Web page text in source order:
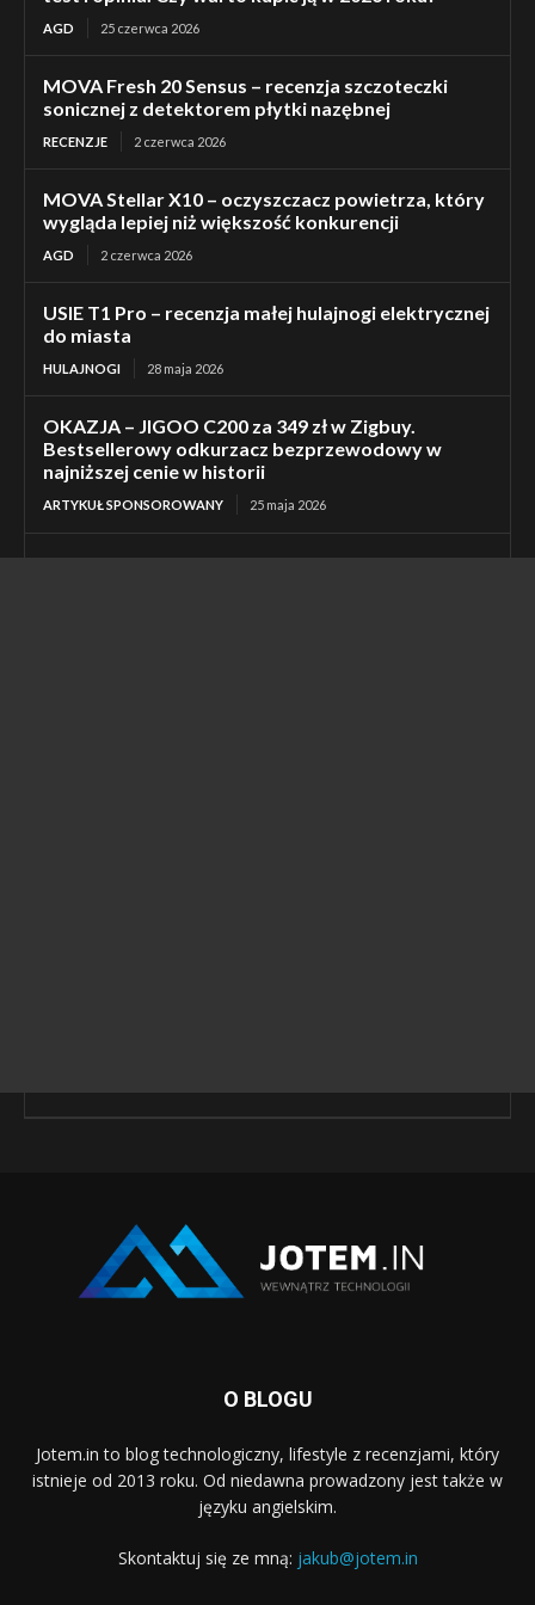
AGD 25 czerwca 2026
MOVA Fresh 20 Sensus – recenzja szczoteczki
sonicznej z detektorem płytki nazębnej
RECENZJE 2 czerwca 2026
MOVA Stellar X10 – oczyszczacz powietrza, który
wygląda lepiej niż większość konkurencji
AGD 2 czerwca 2026
USIE T1 Pro – recenzja małej hulajnogi elektrycznej
do miasta
HULAJNOGI 28 maja 2026
OKAZJA – JIGOO C200 za 349 zł w Zigbuy.
Bestsellerowy odkurzacz bezprzewodowy w
najniższej cenie w historii
ARTYKUŁ SPONSOROWANY 25 maja 2026
O BLOGU
Jotem.in to blog technologiczny, lifestyle z recenzjami, który
istnieje od 2013 roku. Od niedawna prowadzony jest także w
języku angielskim.
Skontaktuj się ze mną: jakub@jotem.in